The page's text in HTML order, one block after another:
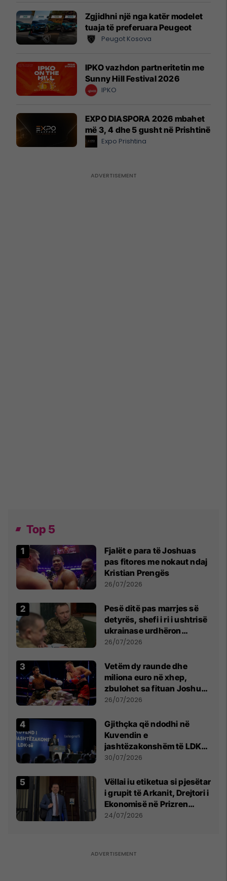
Zgjidhni një nga katër modelet
tuaja të preferuara Peugeot
Peugot Kosova
IPKO vazhdon partneritetin me
Sunny Hill Festival 2026
IPKO
EXPO DIASPORA 2026 mbahet
më 3, 4 dhe 5 gusht në Prishtinë
Expo Prishtina
Top 5
Fjalët e para të Joshuas
pas fitores me nokaut ndaj
Kristian Prengës
26/07/2026
Pesë ditë pas marrjes së
detyrës, shefi i ri i ushtrisë
ukrainase urdhëron
kontroll të madh
26/07/2026
Vetëm dy raunde dhe
miliona euro në xhep,
zbulohet sa fituan Joshua
e Prenga
26/07/2026
Gjithçka që ndodhi në
Kuvendin e
jashtëzakonshëm të LDK-
së
30/07/2026
Vëllai iu etiketua si pjesëtar
i grupit të Arkanit, Drejtori i
Ekonomisë në Prizren
mohon pretendimet
24/07/2026